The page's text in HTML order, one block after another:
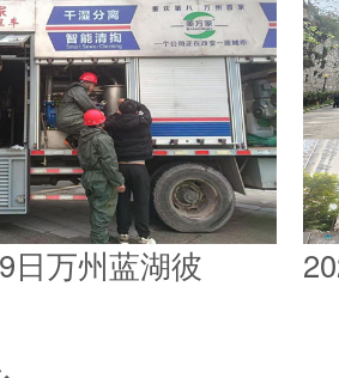
日万州蓝湖彼